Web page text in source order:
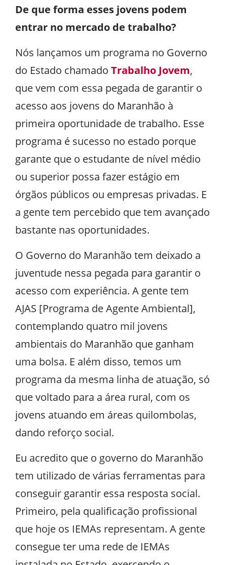
De que forma esses jovens podem
entrar no mercado de trabalho?
Nós lançamos um programa no Governo
do Estado chamado Trabalho Jovem,
que vem com essa pegada de garantir o
acesso aos jovens do Maranhão à
primeira oportunidade de trabalho. Esse
programa é sucesso no estado porque
garante que o estudante de nível médio
ou superior possa fazer estágio em
órgãos públicos ou empresas privadas. E
a gente tem percebido que tem avançado
bastante nas oportunidades.
O Governo do Maranhão tem deixado a
juventude nessa pegada para garantir o
acesso com experiência. A gente tem
AJAS [Programa de Agente Ambiental],
contemplando quatro mil jovens
ambientais do Maranhão que ganham
uma bolsa. E além disso, temos um
programa da mesma linha de atuação, só
que voltado para a área rural, com os
jovens atuando em áreas quilombolas,
dando reforço social.
Eu acredito que o governo do Maranhão
tem utilizado de várias ferramentas para
conseguir garantir essa resposta social.
Primeiro, pela qualificação profissional
que hoje os IEMAs representam. A gente
consegue ter uma rede de IEMAs